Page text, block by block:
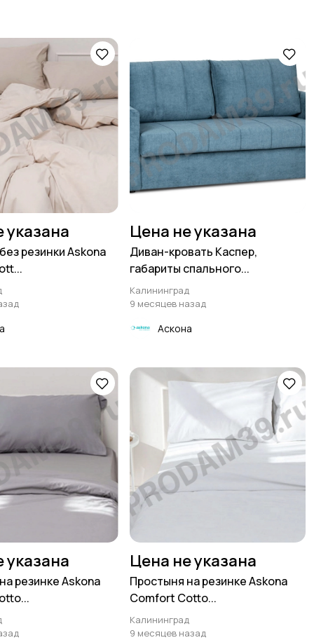
указана
резинки Askona
Цена не указана
Диван-кровать Каспер,
габариты спального...
Калининград
9 месяцев назад
Аскона
указана
резинке Askona
Цена не указана
Простыня на резинке Askona
Comfort Cotto...
Калининград
9 месяцев назад